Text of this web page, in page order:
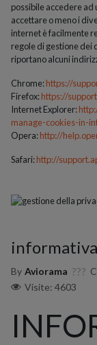
possibile accedere ad
accettare o meno i
internet è facilmente
regole di gestione dei
riportano alcuni
Chrome:https://
Firefox:https://
Internet Explorer:
manage-cookies-in-
Opera:http://
Safari:http://
By Aviorama
Visite: 4603